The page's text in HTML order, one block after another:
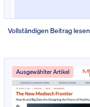
Vollständigen Beitrag lesen
Ausgewählter Artikel